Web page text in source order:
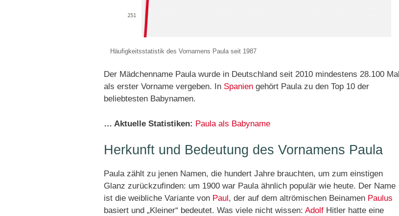
Häufigkeitsstatistik des Vornamens Paula seit 1987
Der Mädchenname Paula wurde in Deutschland seit 2010 mindestens 28.100 Mal
als erster Vorname vergeben. In Spanien gehört Paula zu den Top 10 der
beliebtesten Babynamen.
… Aktuelle Statistiken: Paula als Babyname
Herkunft und Bedeutung des Vornamens Paula
Paula zählt zu jenen Namen, die hundert Jahre brauchten, um zum einstigen
Glanz zurückzufinden: um 1900 war Paula ähnlich populär wie heute. Der Name
ist die weibliche Variante von Paul , der auf dem altrömischen Beinamen Paulus
basiert und „Kleiner“ bedeutet. Was viele nicht wissen: Adolf Hitler hatte eine